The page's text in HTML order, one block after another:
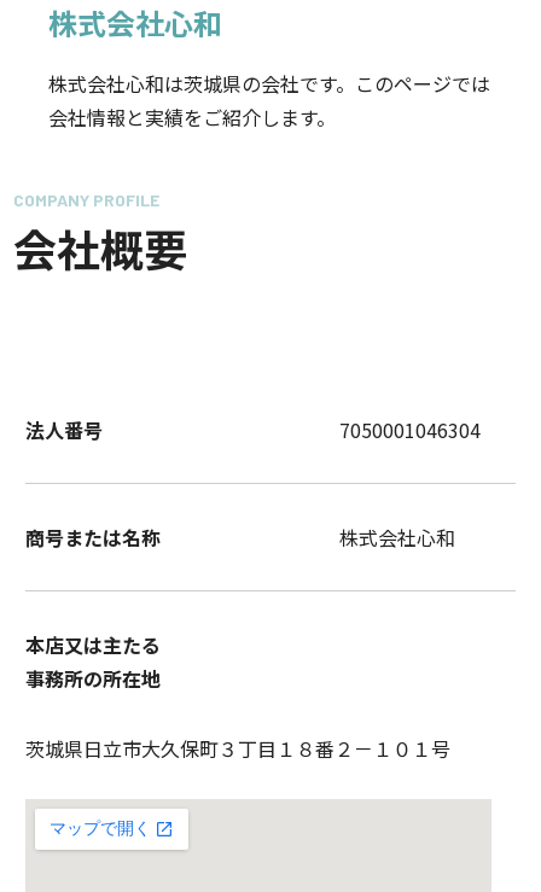
株式会社心和
株式会社心和は茨城県の会社です。このページでは
会社情報と実績をご紹介します。
COMPANY PROFILE
会社概要
法人番号 7050001046304
商号または名称 株式会社心和
本店又は主たる
事務所の所在地
茨城県日立市大久保町３丁目１８番２－１０１号